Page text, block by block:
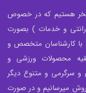
هستیم که در خصوص
و خدمات ) بصورت
کارشناسان متخصص و
محصولات ورزشی و
سرگرمی و متنوع دیگر
میرسانیم و در صورت